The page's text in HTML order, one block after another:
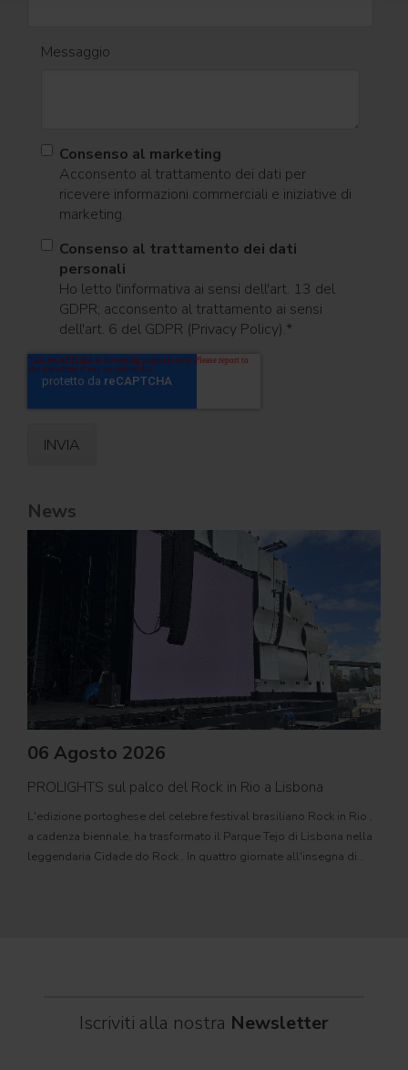
Messaggio
Consenso al marketing
Acconsento al trattamento dei dati per
ricevere informazioni commerciali e iniziative di
marketing.
Consenso al trattamento dei dati
personali
Ho letto l'informativa ai sensi dell'art. 13 del
GDPR; acconsento al trattamento ai sensi
dell'art. 6 del GDPR (Privacy Policy).*
News
06 Agosto 2026
PROLIGHTS sul palco del Rock in Rio a Lisbona
L'edizione portoghese del celebre festival brasiliano Rock in Rio ,
a cadenza biennale, ha trasformato il Parque Tejo di Lisbona nella
leggendaria Cidade do Rock . In quattro giornate all'insegna di
Iscriviti alla nostra Newsletter